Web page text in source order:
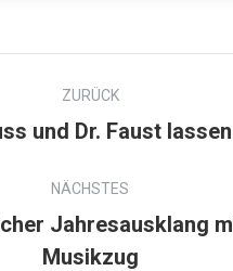
ZURÜCK
und Dr. Faust
NÄCHSTES
Jahresausklang
Musikzug